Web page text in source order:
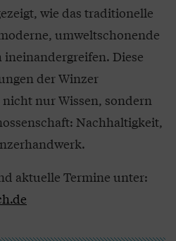
wie das traditionelle
umweltschonende
Diese
der Winzer
nur Wissen, sondern
Nachhaltigkeit,
aktuelle Termine unter: